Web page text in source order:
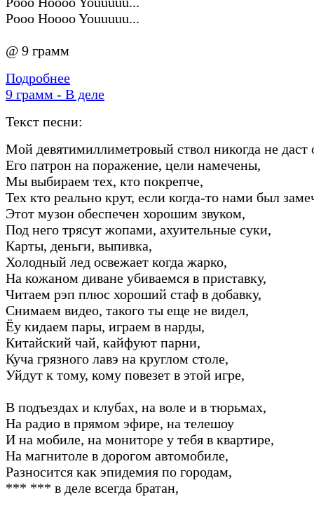
Pooo Hoooo Youuuuu...
@ 9 грамм
Подробнее
9 грамм - В деле
Текст песни:
Мой девятимиллиметровый ствол никогда не даст
Его патрон на поражение, цели намечены,
Мы выбираем тех, кто покрепче,
Тех кто реально крут, если когда-то нами был
Этот музон обеспечен хорошим звуком,
Под него трясут жопами, ахуительные суки,
Карты, деньги, выпивка,
Холодный лед освежает когда жарко,
На кожаном диване убиваемся в приставку,
Читаем рэп плюс хороший стаф в добавку,
Снимаем видео, такого ты еще не видел,
Ёу кидаем пары, играем в нарды,
Китайский чай, кайфуют парни,
Куча грязного лавэ на круглом столе,
Уйдут к тому, кому повезет в этой игре,
В подъездах и клубах, на воле и в тюрьмах,
На радио в прямом эфире, на телешоу
И на мобиле, на мониторе у тебя в квартире,
На магнитоле в дорогом автомобиле,
Разносится как эпидемия по городам,
*** *** в деле всегда братан,